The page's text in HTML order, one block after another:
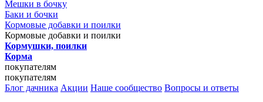
Мешки в бочку
Баки и бочки
Кормовые добавки и поилки
Кормовые добавки и поилки
Кормушки, поилки
Корма
покупателям
покупателям
Блог дачника Акции Наше сообщество Вопросы и ответы